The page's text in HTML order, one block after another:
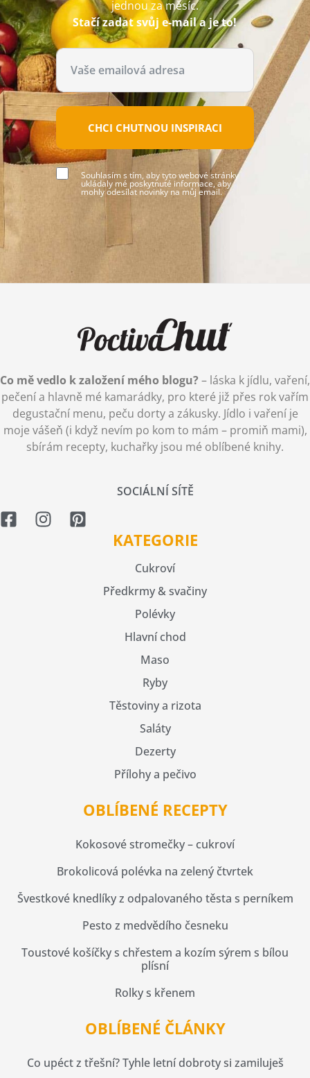
jednou za měsíc.
Stačí zadat svůj e-mail a je to!
CHCI CHUTNOU INSPIRACI
Souhlasím s tím, aby tyto webové stránky
ukládaly mé poskytnuté informace, aby
mohly odesílat novinky na můj email.
Co mě vedlo k založení mého blogu? – láska k jídlu, vaření,
pečení a hlavně mé kamarádky, pro které již přes rok vařím
degustační menu, peču dorty a zákusky. Jídlo i vaření je
moje vášeň (i když nevím po kom to mám – promiň mami),
sbírám recepty, kuchařky jsou mé oblíbené knihy.
SOCIÁLNÍ SÍTĚ
KATEGORIE
Cukroví
Předkrmy & svačiny
Polévky
Hlavní chod
Maso
Ryby
Těstoviny a rizota
Saláty
Dezerty
Přílohy a pečivo
OBLÍBENÉ RECEPTY
Kokosové stromečky – cukroví
Brokolicová polévka na zelený čtvrtek
Švestkové knedlíky z odpalovaného těsta s perníkem
Pesto z medvědího česneku
Toustové košíčky s chřestem a kozím sýrem s bílou
plísní
Rolky s křenem
OBLÍBENÉ ČLÁNKY
Co upéct z třešní? Tyhle letní dobroty si zamiluješ